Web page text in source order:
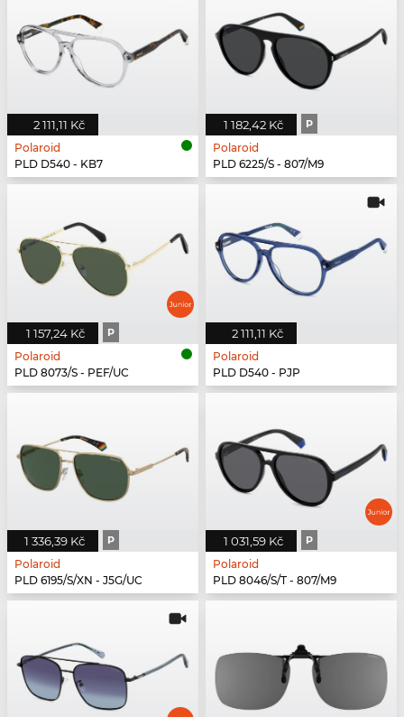
2 111,11 Kč
Polaroid
PLD D540 - KB7
1 182,42 Kč P
Polaroid
PLD 6225/S - 807/M9
1 157,24 Kč P
Polaroid
PLD 8073/S - PEF/UC
2 111,11 Kč
Polaroid
PLD D540 - PJP
1 336,39 Kč P
Polaroid
PLD 6195/S/XN - J5G/UC
1 031,59 Kč P
Polaroid
PLD 8046/S/T - 807/M9